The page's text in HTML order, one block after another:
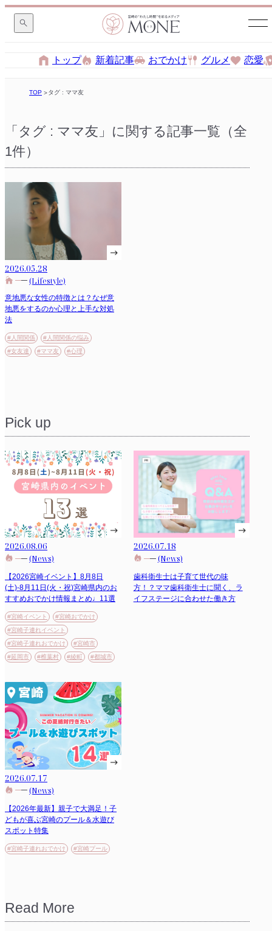
トップ 新着記事 おでかけ グルメ 恋愛
TOP タグ : ママ友
「タグ : ママ友」に関する記事一覧（全
1件）
2026.05.28
(Lifestyle)
意地悪な女性の特徴とは？なぜ意
地悪をするのか心理と上手な対処
法
#人間関係
#人間関係の悩み
#女友達
#ママ友 #心理
Pick up
2026.08.06
(News)
【2026宮崎イベント】8月8日
(土)-8月11日(火・祝)宮崎県内のお
すすめおでかけ情報まとめ♩11選
#宮崎イベント
#宮崎おでかけ
#宮崎子連れイベント
#宮崎子連れおでかけ
#宮崎市
#延岡市
#椎葉村 #綾町 #都城市
2026.07.18
(News)
歯科衛生士は子育て世代の味
方！？ママ歯科衛生士に聞く、ラ
イフステージに合わせた働き方
2026.07.17
(News)
【2026年最新】親子で大満足！子
どもが喜ぶ宮崎のプール＆水遊び
スポット特集
#宮崎子連れおでかけ #宮崎プール
Read More